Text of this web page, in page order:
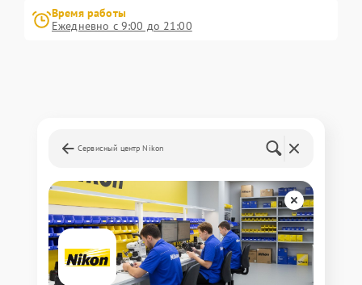
Время работы
Ежедневно с 9:00 до 21:00
Сервисный центр Nikon